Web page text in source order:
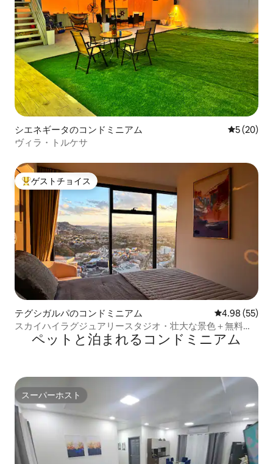
シエネギータのコンドミニアム レビュー
5 (20)
ヴィラ・トルケサ
大好評のゲストチョイスです。
ゲストチョイス
テグシガルパのコンドミニアム レビュー55
4.98 (55)
スカイハイラグジュアリースタジオ・壮大な景色＋無料駐
車場ペットと泊まれるコンドミニアム
スーパーホスト
スーパーホスト